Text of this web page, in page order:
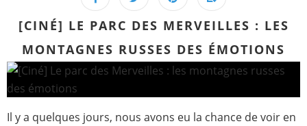
[CINÉ] LE PARC DES MERVEILLES : LES
MONTAGNES RUSSES DES ÉMOTIONS
Il y a quelques jours, nous avons eu la chance de voir en